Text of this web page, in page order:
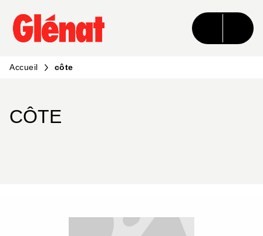
MENU RECHERCHE CONTENU
PIED DE PAGE
Accueil côte
CÔTE